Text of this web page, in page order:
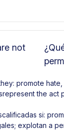
not
promote
the
si:
explotan a